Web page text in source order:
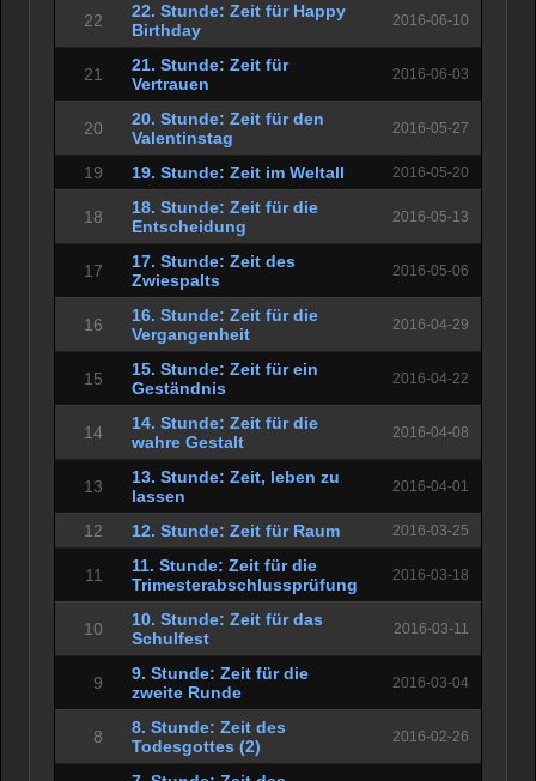
22
22. Stunde: Zeit für Happy
Birthday
2016-06-10
21
21. Stunde: Zeit für
Vertrauen
2016-06-03
20
20. Stunde: Zeit für den
Valentinstag
2016-05-27
19 19. Stunde: Zeit im Weltall 2016-05-20
18
18. Stunde: Zeit für die
Entscheidung
2016-05-13
17
17. Stunde: Zeit des
Zwiespalts
2016-05-06
16
16. Stunde: Zeit für die
Vergangenheit
2016-04-29
15
15. Stunde: Zeit für ein
Geständnis
2016-04-22
14
14. Stunde: Zeit für die
wahre Gestalt
2016-04-08
13
13. Stunde: Zeit, leben zu
lassen
2016-04-01
12 12. Stunde: Zeit für Raum 2016-03-25
11
11. Stunde: Zeit für die
Trimesterabschlussprüfung
2016-03-18
10
10. Stunde: Zeit für das
Schulfest
2016-03-11
9
9. Stunde: Zeit für die
zweite Runde
2016-03-04
8
8. Stunde: Zeit des
Todesgottes (2)
2016-02-26